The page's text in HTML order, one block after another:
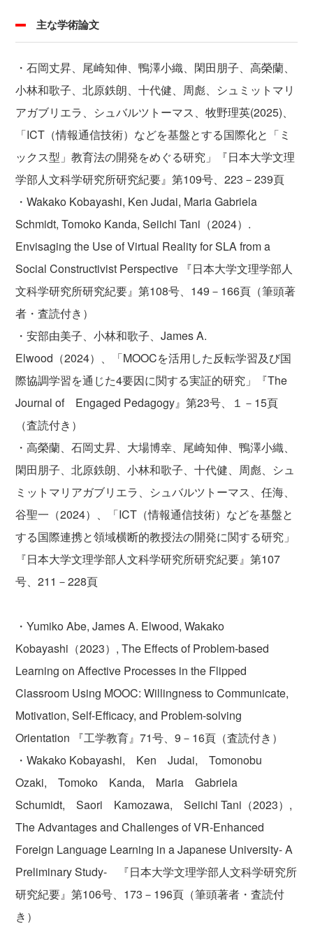
主な学術論文
・石岡丈昇、尾崎知伸、鴨澤小織、閑田朋子、高榮蘭、
小林和歌子、北原鉄朗、十代健、周彪、シュミットマリ
アガブリエラ、シュバルツトーマス、牧野理英(2025)、
「ICT（情報通信技術）などを基盤とする国際化と「ミ
ックス型」教育法の開発をめぐる研究」『日本大学文理
学部人文科学研究所研究紀要』第109号、223－239頁
・Wakako Kobayashi, Ken Judai, Maria Gabriela
Schmidt, Tomoko Kanda, Seiichi Tani（2024）.
Envisaging the Use of Virtual Reality for SLA from a
Social Constructivist Perspective 『日本大学文理学部人
文科学研究所研究紀要』第108号、149－166頁（筆頭著
者・査読付き）
・安部由美子、小林和歌子、James A.
Elwood（2024）、「MOOCを活用した反転学習及び国
際協調学習を通じた4要因に関する実証的研究」『The
Journal of Engaged Pedagogy』第23号、１－15頁
（査読付き）
・高榮蘭、石岡丈昇、大場博幸、尾崎知伸、鴨澤小織、
閑田朋子、北原鉄朗、小林和歌子、十代健、周彪、シュ
ミットマリアガブリエラ、シュバルツトーマス、任海、
谷聖一（2024）、「ICT（情報通信技術）などを基盤と
する国際連携と領域横断的教授法の開発に関する研究」
『日本大学文理学部人文科学研究所研究紀要』第107
号、211－228頁
・Yumiko Abe, James A. Elwood, Wakako
Kobayashi（2023）, The Effects of Problem-based
Learning on Affective Processes in the Flipped
Classroom Using MOOC: Willingness to Communicate,
Motivation, Self-Efficacy, and Problem-solving
Orientation 『工学教育』71号、9－16頁（査読付き）
・Wakako Kobayashi, Ken Judai, Tomonobu
Ozaki, Tomoko Kanda, Maria Gabriela
Schumidt, Saori Kamozawa, Seiichi Tani（2023）,
The Advantages and Challenges of VR-Enhanced
Foreign Language Learning in a Japanese University- A
Preliminary Study- 『日本大学文理学部人文科学研究所
研究紀要』第106号、173－196頁（筆頭著者・査読付
き）